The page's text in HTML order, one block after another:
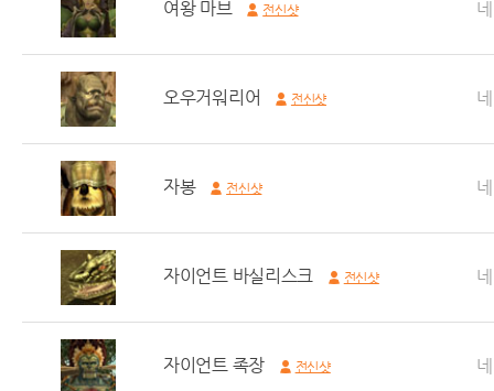
여왕 마브 전신샷
오우거워리어 전신샷
자봉 전신샷
자이언트 바실리스크 전신샷
자이언트 족장 전신샷